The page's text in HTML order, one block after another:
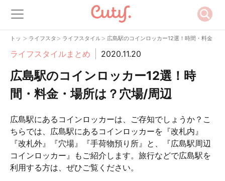
トップ
> ライフスタイル
> ライフスタイルまとめ
> 広島駅のコインロッカー12選！時間・料金・
ライフスタイルまとめ 2020.11.20
広島駅のコインロッカー12選！時
間・料金・場所は？穴場/周辺
広島駅にあるコインロッカーは、ご存知でしょうか？こ
ちらでは、広島駅にあるコインロッカーを『改札内』
『改札外』『穴場』『手荷物預り所』と、『広島駅周辺
コインロッカー』もご紹介します。旅行などで広島駅を
利用する方は、ぜひご覧ください。